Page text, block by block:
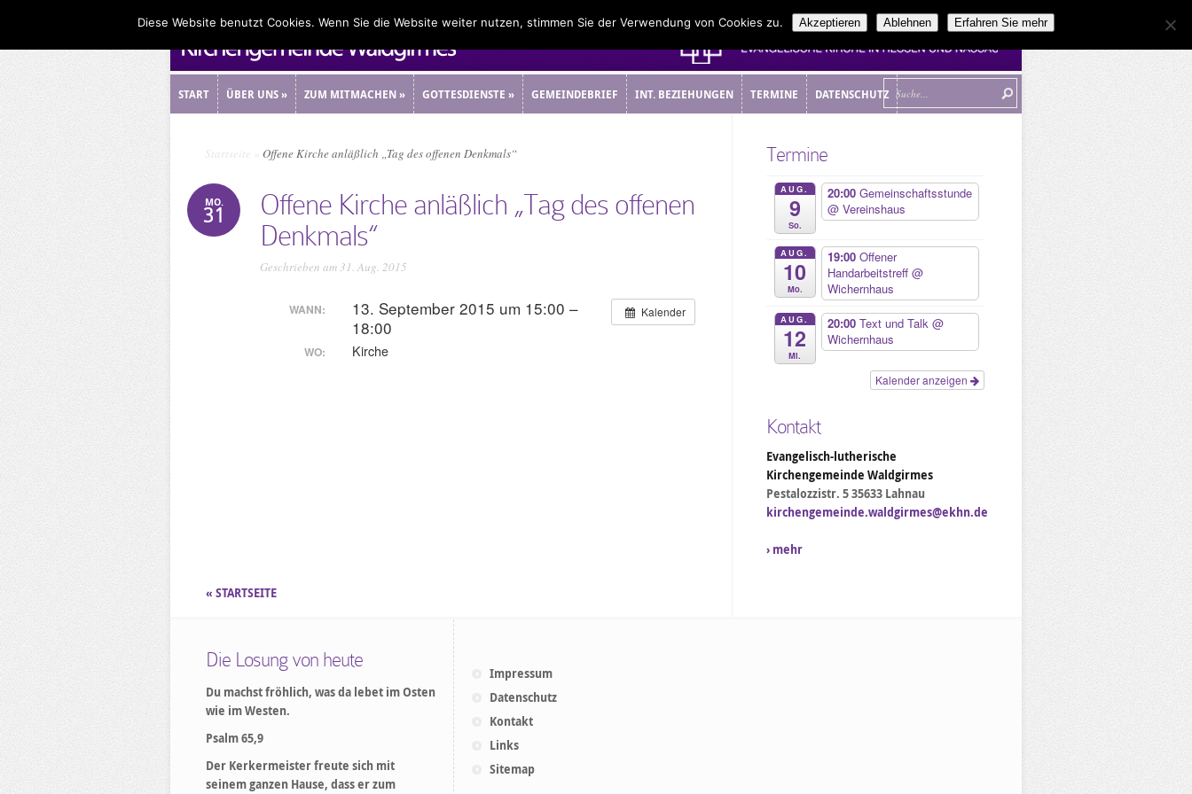
START ÜBER UNS» ZUM MITMACHEN» GOTTESDIENSTE » GEMEINDEBRIEF INT. BEZIEHUNGEN TERMINE DATENSCHUTZ
Startseite Offene Kirche anläßlich „Tag des offenen Denkmals“
MO.
31
Offene Kirche anläßlich „Tag des offenen
Denkmals“
Geschrieben am 31. Aug. 2015
Kalender
WANN:
13. September 2015 um 15:00 –
18:00
WO: Kirche
Termine
AUG.
9
So.
20:00 Gemeinschaftsstunde
@ Vereinshaus
AUG.
10
Mo.
19:00 Offener
Handarbeitstreff @
Wichernhaus
AUG.
12
Mi.
20:00 Text und Talk @
Wichernhaus
Kalender anzeigen
Kontakt
Evangelisch-lutherische
Kirchengemeinde Waldgirmes
Pestalozzistr. 5 35633 Lahnau
kirchengemeinde.waldgirmes@ekhn.de
› mehr
« STARTSEITE
Die Losung von heute
Du machst fröhlich, was da lebet im Osten
wie im Westen.
Psalm 65,9
Der Kerkermeister freute sich mit
seinem ganzen Hause, dass er zum
Impressum
Datenschutz
Kontakt
Links
Sitemap
Diese Website benutzt Cookies. Wenn Sie die Website weiter nutzen, stimmen Sie der Verwendung von Cookies zu. Akzeptieren Ablehnen Erfahren Sie mehr